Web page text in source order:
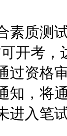
质测试
开考
过资格
知，将
进入笔